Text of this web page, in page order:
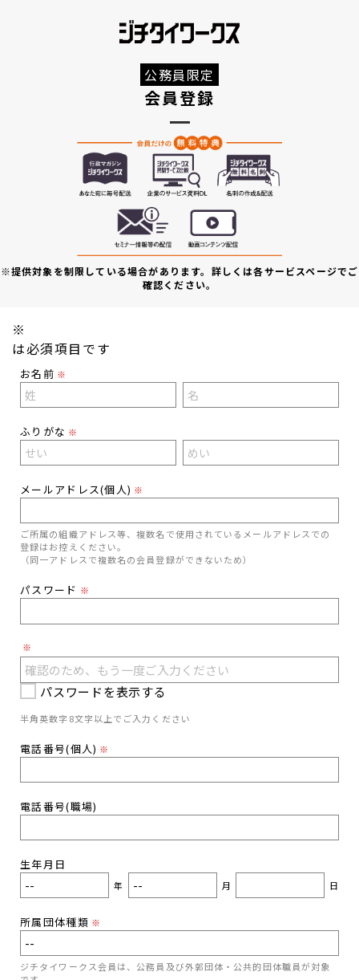
公務員限定
会員登録
※提供対象を制限している場合があります。詳しくは各サービスページでご
確認ください。
※
は必須項目です
お名前 ※
ふりがな ※
メールアドレス(個人) ※
ご所属の組織アドレス等、複数名で使用されているメールアドレスでの
登録はお控えください。
（同一アドレスで複数名の会員登録ができないため）
パスワード ※
※
パスワードを表示する
半角英数字8文字以上でご入力ください
電話番号(個人) ※
電話番号(職場)
生年月日
年 月 日
所属団体種類 ※
ジチタイワークス会員は、公務員及び外郭団体・公共的団体職員が対象